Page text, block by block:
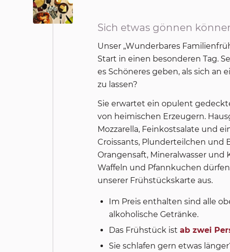
Sich etwas gönnen
Unser „Wunderbares
Start in einen besonderen Tag.
es Schöneres geben, als sich an
zu lassen?
Sie erwartet ein opulent
von heimischen Erzeugern.
Mozzarella, Feinkostsalate und
Croissants, Plunderteilchen und
Orangensaft, Mineralwasser und
Waffeln und Pfannkuchen
unserer Frühstückskarte aus.
Im Preis enthalten sind alle
alkoholische Getränke.
Das Frühstück ist ab zwei
Sie schlafen gern etwas